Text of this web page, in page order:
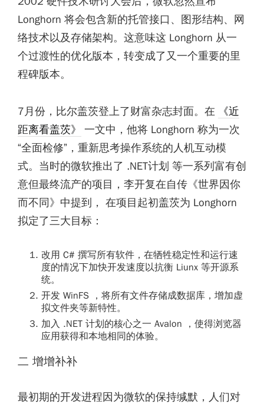
Longhorn 将会包含新的托管接口、图形结构、网
络技术以及存储架构。这意味这 Longhorn 从一
个过渡性的优化版本，转变成了又一个重要的里
程碑版本。
7月份，比尔盖茨登上了财富杂志封面。在
《近
距离看盖茨》
一文中，他将 Longhorn 称为一次
“全面检修”，重新思考操作系统的人机互动模
式。当时的微软推出了 .NET计划 等一系列富有创
意但最终流产的项目，李开复在自传《世界因你
而不同》中提到， 在项目起初盖茨为 Longhorn
拟定了三大目标：
改用 C# 撰写所有软件，在牺牲稳定性和运行速
度的情况下加快开发速度以抗衡 Liunx 等开源系
统。
开发 WinFS ，将所有文件存储成数据库，增加虚
拟文件夹等新特性。
加入 .NET 计划的核心之一 Avalon ，使得浏览器
应用获得和本地相同的体验。
二 增增补补
最初期的开发进程因为微软的保持缄默，人们对